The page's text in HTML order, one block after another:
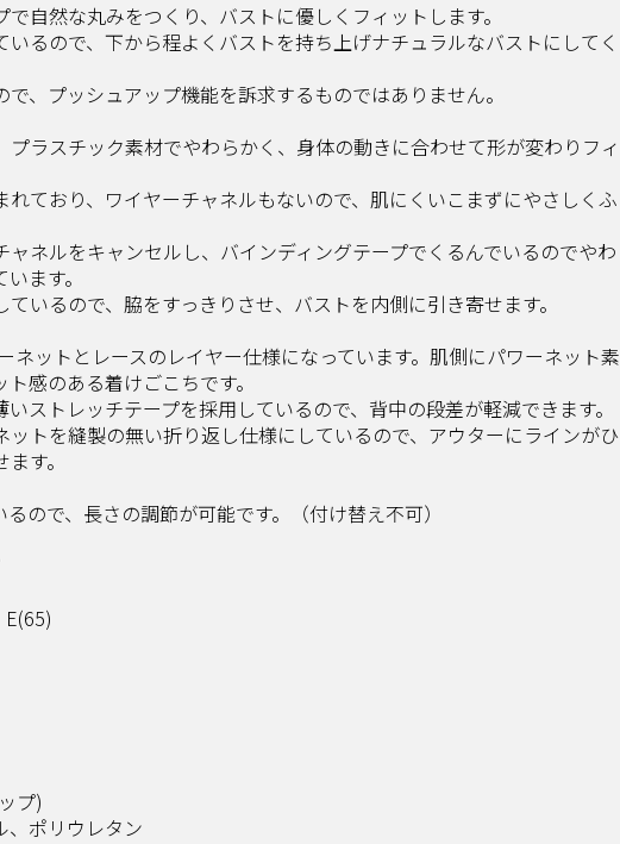
自然な丸みをつくり、バストに優しくフィットします。
るので、下から程よくバストを持ち上げナチュラルなバストにしてく
、プッシュアップ機能を訴求するものではありません。
ラスチック素材でやわらかく、身体の動きに合わせて形が変わりフィ
ており、ワイヤーチャネルもないので、肌にくいこまずにやさしくふ
ネルをキャンセルし、バインディングテープでくるんでいるのでやわ
ます。
いるので、脇をすっきりさせ、バストを内側に引き寄せます。
スのレイヤー仕様になっています。肌側にパワーネット素
感のある着けごこちです。
ストレッチテープを採用しているので、背中の段差が軽減できます。
ットを縫製の無い折り返し仕様にしているので、アウターにラインがひ
す。
ので、長さの調節が可能です。（付け替え不可）
プ)
ポリウレタン